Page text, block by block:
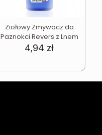
Ziołowy Zmywacz do
Paznokci Revers z Lnem
4,94 zł